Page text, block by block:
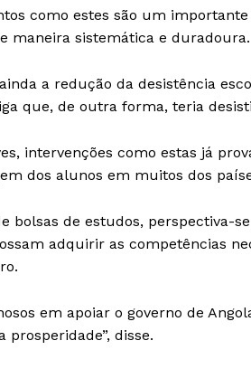
como estes são um
maneira sistemática e duradoura.
a redução da desistência
que, de outra forma, teria
intervenções como estas já
dos alunos em muitos dos
bolsas de estudos, perspectiva-
adquirir as competências
em apoiar o governo de
disse.